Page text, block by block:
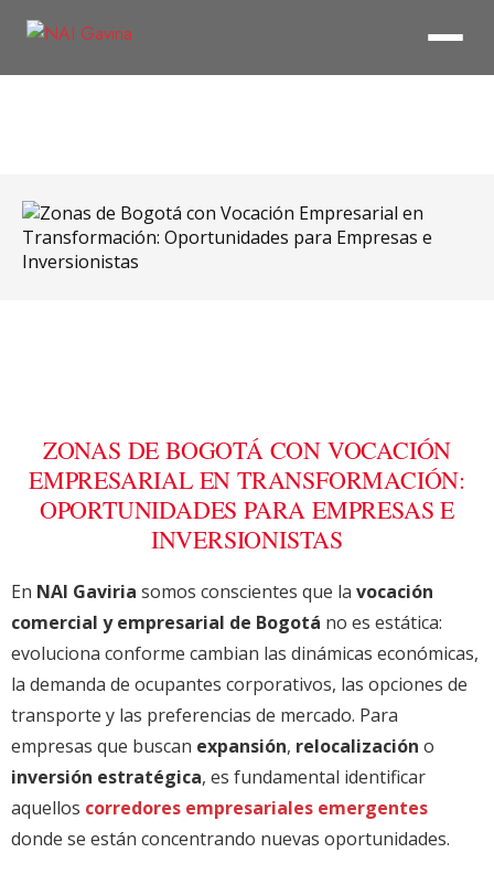
ZONAS DE BOGOTÁ CON VOCACIÓN
EMPRESARIAL EN TRANSFORMACIÓN:
OPORTUNIDADES PARA EMPRESAS E
INVERSIONISTAS
En NAI Gaviria somos conscientes que la vocación
comercial y empresarial de Bogotá no es estática:
evoluciona conforme cambian las dinámicas económicas,
la demanda de ocupantes corporativos, las opciones de
transporte y las preferencias de mercado. Para
empresas que buscan expansión, relocalización o
inversión estratégica, es fundamental identificar
aquellos corredores empresariales emergentes
donde se están concentrando nuevas oportunidades.